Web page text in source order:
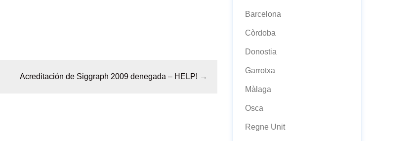
Acreditación de Siggraph 2009 denegada – HELP! →
Barcelona
Còrdoba
Donostia
Garrotxa
Màlaga
Osca
Regne Unit